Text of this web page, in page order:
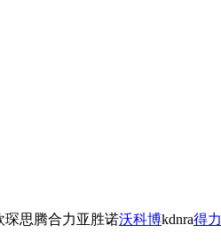
琛思腾合力亚胜诺沃科博kdnra得力